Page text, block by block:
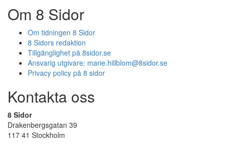
Om 8 Sidor
Om tidningen 8 Sidor
8 Sidors redaktion
Tillgänglighet på 8sidor.se
Ansvarig utgivare: marie.hillblom@8sidor.se
Privacy policy på 8 sidor
Kontakta oss
8 Sidor
Drakenbergsgatan 39
117 41 Stockholm